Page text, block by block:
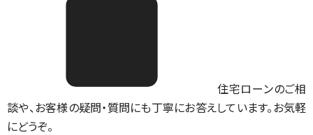
住宅ローンのご相
談や、お客様の疑問・質問にも丁寧にお答えしています。お気軽
にどうぞ。